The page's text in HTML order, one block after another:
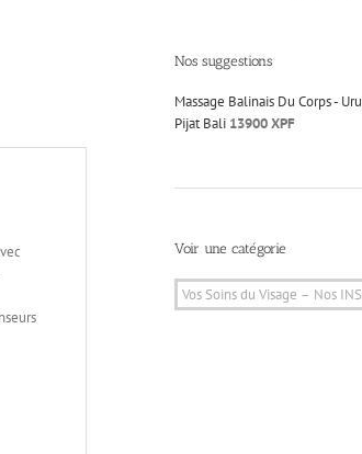
Nos suggestions
Massage Balinais Du Corps -
Pijat Bali 13900XPF
Voir une catégorie